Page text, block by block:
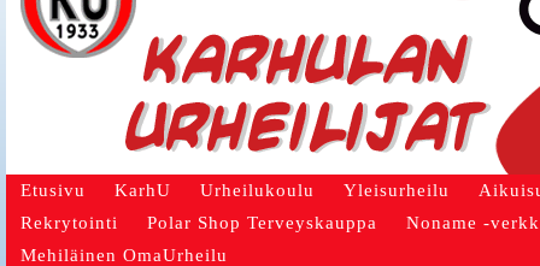
Etusivu KarhU Urheilukoulu Yleisurheilu
Rekrytointi
Polar Shop Terveyskauppa
Noname -
Mehiläinen OmaUrheilu